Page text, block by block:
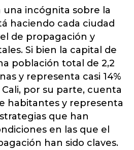
una incógnita sobre la
haciendo cada ciudad
de propagación y
Si bien la capital de
población total de 2,2
y representa casi 14%
por su parte, cuenta
habitantes y representa
que han
en las que el
han sido claves.